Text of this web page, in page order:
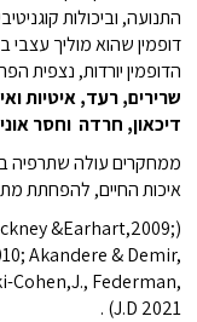
התנועה, וביכולות
דופמין שהוא מוליך
הדופמין יורדות, נצפית
שרירים, רעד, איטיות
דיכאון, חרדה וחסר
ממחקרים עולה שתרפיה
איכות החיים, להפחתת
&Earhart,2009;
Akandere & Demir,
Cohen,J., Federman,
J.D 2021) .